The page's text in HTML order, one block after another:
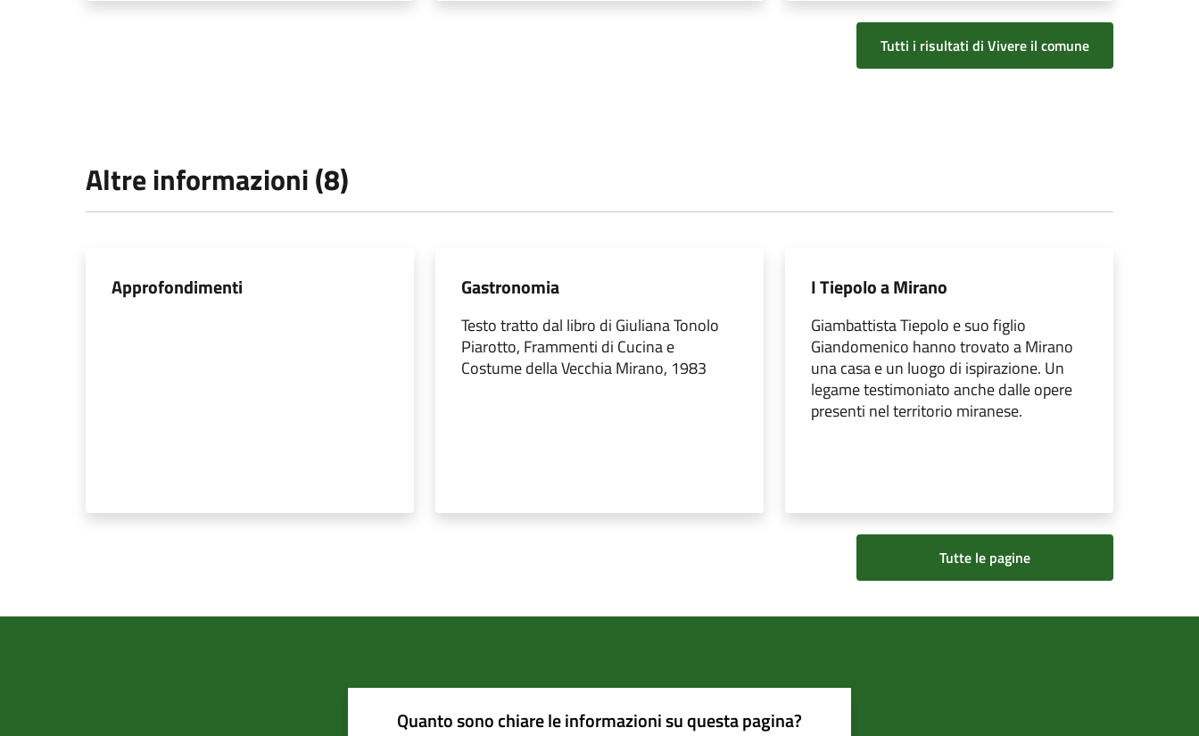
Tutti i risultati di Vivere il comune
Altre informazioni (8)
Approfondimenti Gastronomia
Testo tratto dal libro di Giuliana Tonolo
Piarotto, Frammenti di Cucina e
Costume della Vecchia Mirano, 1983
I Tiepolo a Mirano
Giambattista Tiepolo e suo figlio
Giandomenico hanno trovato a Mirano
una casa e un luogo di ispirazione. Un
legame testimoniato anche dalle opere
presenti nel territorio miranese.
Tutte le pagine
Quanto sono chiare le informazioni su questa pagina?